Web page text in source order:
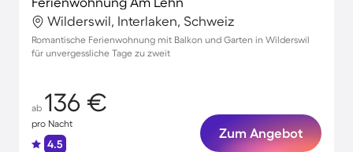
Wilderswil, Interlaken, Schweiz
Romantische Ferienwohnung mit Balkon und Garten in Wilderswil
für unvergessliche Tage zu zweit
ab 136 €
pro Nacht
4.5
Zum Angebot